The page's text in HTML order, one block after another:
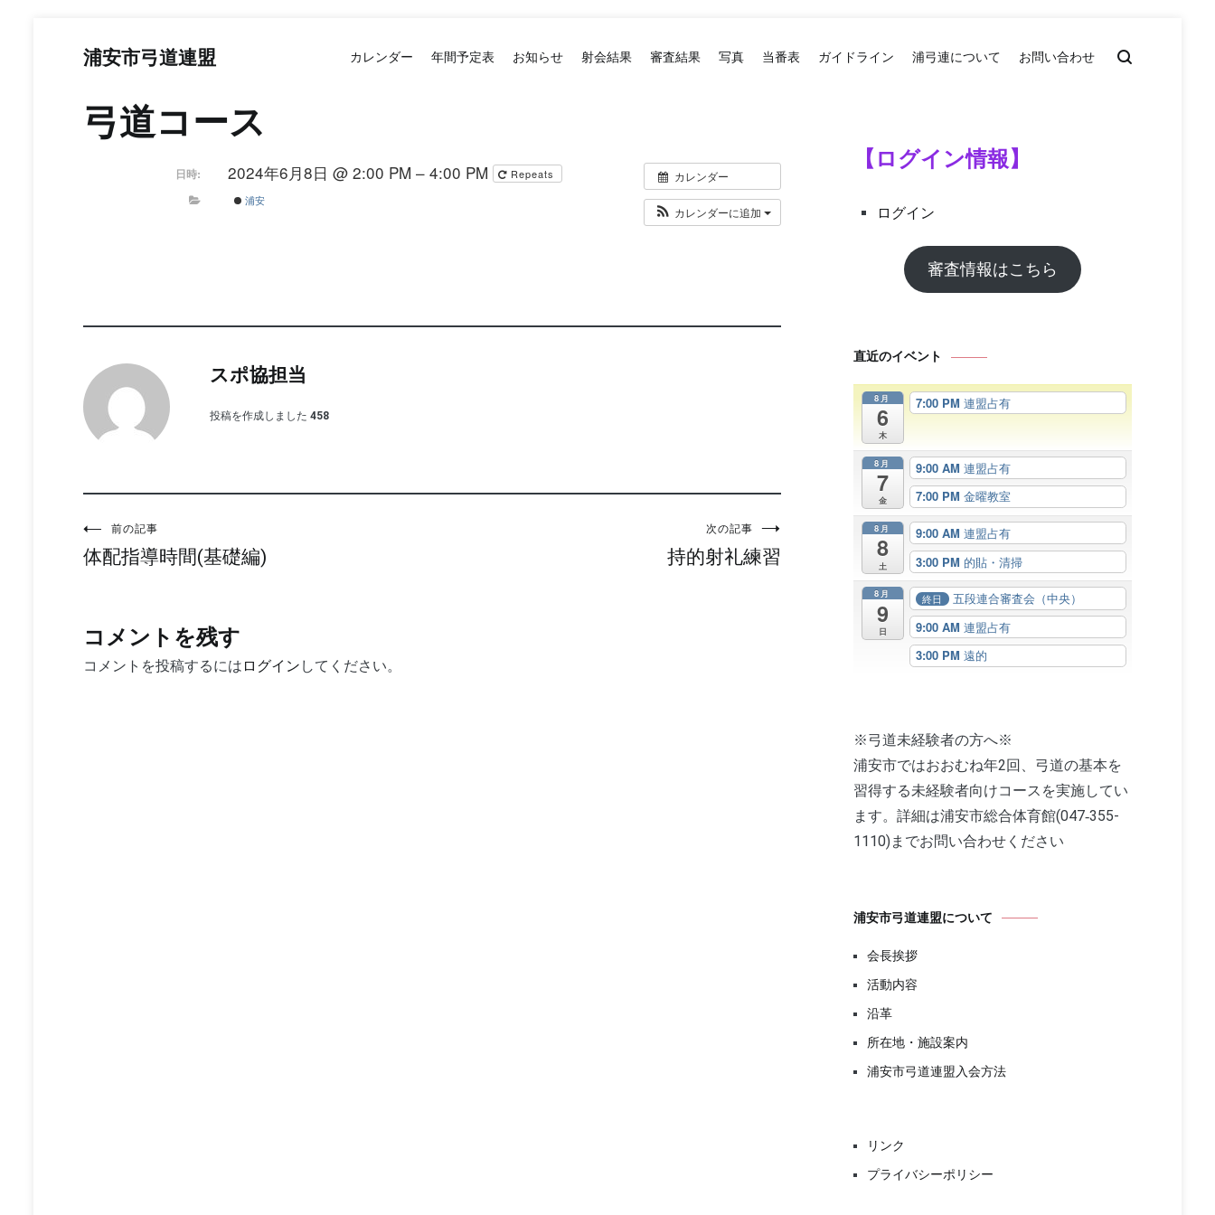
浦安市弓道連盟 カレンダー 年間予定表 お知らせ 射会結果 審査結果 写真 当番表 ガイドライン 浦弓連について お問い合わせ
弓道コース
カレンダー
カレンダーに追加
日時: 2024年6月8日 @ 2:00 PM – 4:00 PM
Repeats
浦安
スポ協担当
投稿を作成しました 458
投
稿
ビ
ゲ
前の記事
体配指導時間(基礎編)
次の記事
持的射礼練習
コメントを残す
コメントを投稿するには ログイン してください。
【ログイン情報】
ログイン
審査情報はこちら
直近のイベント
8月
6
木
7:00 PM 連盟占有
8月
7
金
9:00 AM 連盟占有
7:00 PM 金曜教室
8月
8
土
9:00 AM 連盟占有
3:00 PM 的貼・清掃
8月
9
日
終日
五段連合審査会（中央）
9:00 AM 連盟占有
3:00 PM 遠的
※弓道未経験者の方へ※
浦安市ではおおむね年2回、弓道の基本を
習得する未経験者向けコースを実施してい
ます。詳細は浦安市総合体育館(047‐355-
1110)までお問い合わせください
浦安市弓道連盟について
会長挨拶
活動内容
沿革
所在地・施設案内
浦安市弓道連盟入会方法
リンク
プライバシーポリシー